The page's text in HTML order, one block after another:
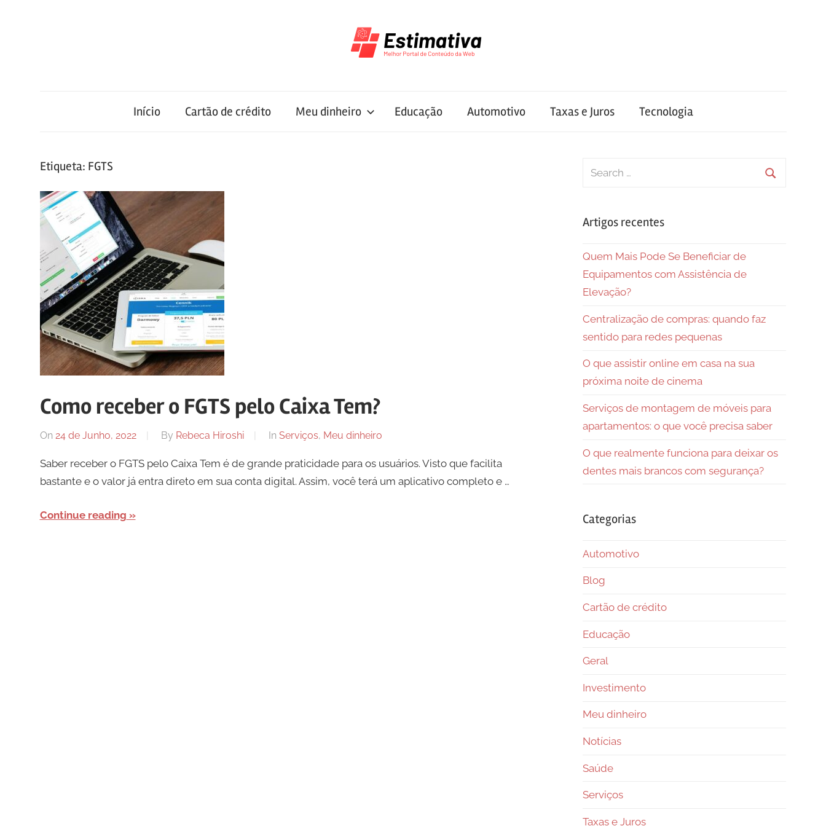
Web
Início Cartão de crédito Meu dinheiro Educação Automotivo Taxas e Juros Tecnologia
Etiqueta: FGTS
Como receber o FGTS pelo Caixa Tem?
On 24 de Junho, 2022 By Rebeca Hiroshi In Serviços, Meu dinheiro
Saber receber o FGTS pelo Caixa Tem é de grande praticidade para os usuários. Visto que facilita
bastante e o valor já entra direto em sua conta digital. Assim, você terá um aplicativo completo e …
Continue reading
Search
Artigos recentes
Quem Mais Pode Se Beneficiar de
Equipamentos com Assistência de
Elevação?
Centralização de compras: quando faz
sentido para redes pequenas
O que assistir online em casa na sua
próxima noite de cinema
Serviços de montagem de móveis para
apartamentos: o que você precisa saber
O que realmente funciona para deixar os
dentes mais brancos com segurança?
Categorias
Automotivo
Blog
Cartão de crédito
Educação
Geral
Investimento
Meu dinheiro
Notícias
Saúde
Serviços
Taxas e Juros